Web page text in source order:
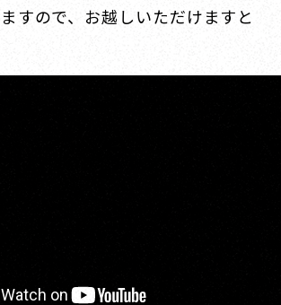
すので、お越しいただけますと